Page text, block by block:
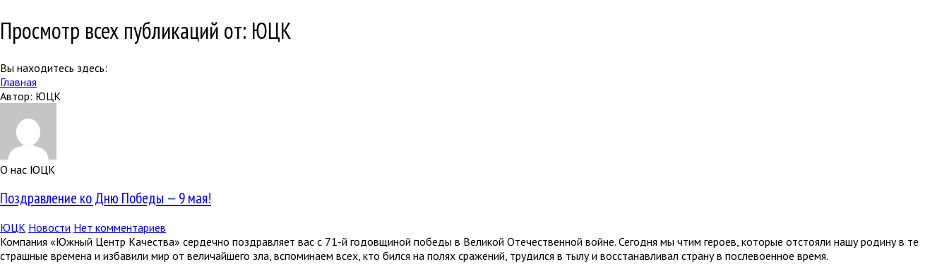
Просмотр всех публикаций от: ЮЦК
Вы находитесь здесь:
Главная
Автор: ЮЦК
О нас ЮЦК
Поздравление ко Дню Победы — 9 мая!
ЮЦК Новости Нет комментариев
Компания «Южный Центр Качества» сердечно поздравляет вас с 71-й годовщиной победы в Великой Отечественной войне. Сегодня мы чтим героев, которые отстояли нашу родину в те
страшные времена и избавили мир от величайшего зла, вспоминаем всех, кто бился на полях сражений, трудился в тылу и восстанавливал страну в послевоенное время.